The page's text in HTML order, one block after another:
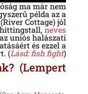
ma már nem
példa az a
Cottage) jól
neves
uniós halászati
és ezzel a
(Lásd: fish fight)
(Lempert